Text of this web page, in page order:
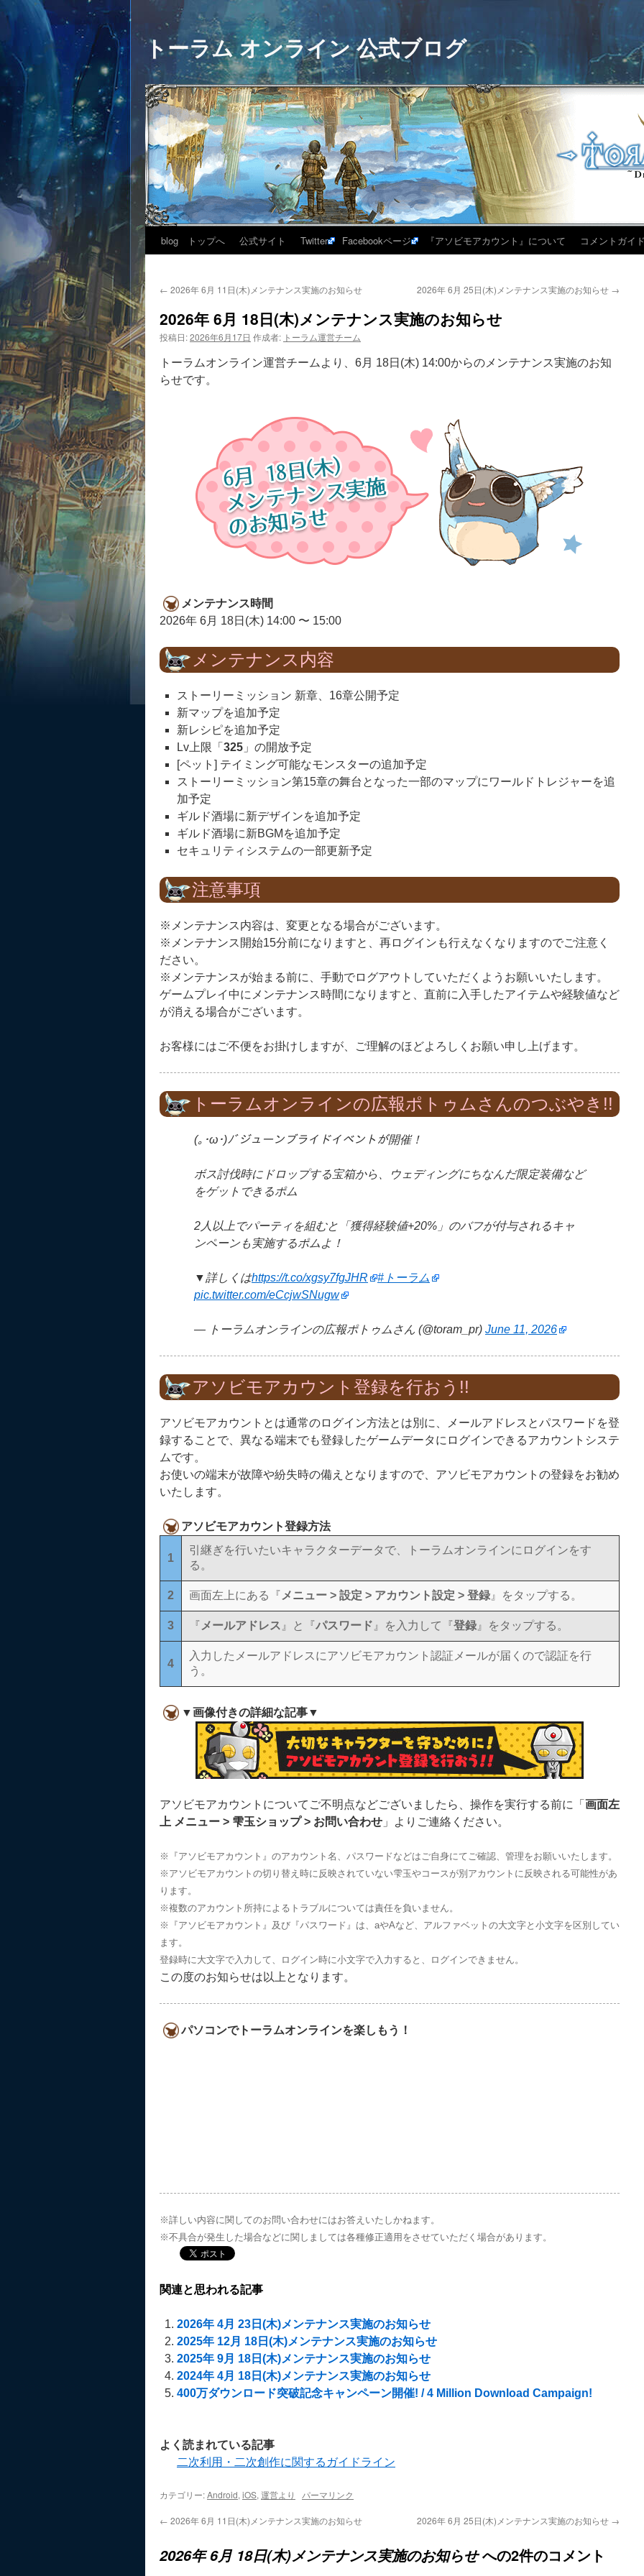
トーラム オンライン 公式ブログ
blog トップへ 公式サイト Twitter Facebookページ 『アソビモアカウント』について コメントガイ
← 2026年 6月 11日(木)メンテナンス実施のお知らせ 2026年 6月 25日(木)メンテナンス実施のお知らせ →
2026年 6月 18日(木)メンテナンス実施のお知らせ
投稿日:2026年6月17日 作成者: トーラム運営チーム
トーラムオンライン運営チームより、6月 18日(木) 14:00からのメンテナンス実施のお知
らせです。
メンテナンス時間
2026年 6月 18日(木) 14:00 〜 15:00
メンテナンス内容
ストーリーミッション 新章、16章公開予定
新マップを追加予定
新レシピを追加予定
Lv上限「 325 」の開放予定
[ペット] テイミング可能なモンスターの追加予定
ストーリーミッション第15章の舞台となった一部のマップにワールドトレジャーを追
加予定
ギルド酒場に新デザインを追加予定
ギルド酒場に新BGMを追加予定
セキュリティシステムの一部更新予定
注意事項
※メンテナンス内容は、変更となる場合がございます。
※メンテナンス開始15分前になりますと、再ログインも行えなくなりますのでご注意く
ださい。
※メンテナンスが始まる前に、手動でログアウトしていただくようお願いいたします。
ゲームプレイ中にメンテナンス時間になりますと、直前に入手したアイテムや経験値など
が消える場合がございます。
お客様にはご不便をお掛けしますが、ご理解のほどよろしくお願い申し上げます。
トーラムオンラインの広報ポトゥムさんのつぶやき!!
(｡･ω･)ﾉﾞジューンブライドイベントが開催！
ボス討伐時にドロップする宝箱から、ウェディングにちなんだ限定装備など
をゲットできるポム
2人以上でパーティを組むと「獲得経験値+20%」のバフが付与されるキャ
ンペーンも実施するポムよ！
▼詳しくはhttps://t.co/xgsy7fgJHR
#トーラム
pic.twitter.com/eCcjwSNugw
— トーラムオンラインの広報ポトゥムさん (@toram_pr) June 11, 2026
アソビモアカウント登録を行おう!!
アソビモアカウントとは通常のログイン方法とは別に、メールアドレスとパスワードを登
録することで、異なる端末でも登録したゲームデータにログインできるアカウントシステ
ムです。
お使いの端末が故障や紛失時の備えとなりますので、アソビモアカウントの登録をお勧め
いたします。
アソビモアカウント登録方法
1
引継ぎを行いたいキャラクターデータで、トーラムオンラインにログインをす
る。
2 画面左上にある『 メニュー > 設定 > アカウント設定 > 登録 』をタップする。
3 『 メールアドレス 』と『パスワード 』を入力して『登録 』をタップする。
4
入力したメールアドレスにアソビモアカウント認証メールが届くので認証を行
う。
▼画像付きの詳細な記事▼
アソビモアカウントについてご不明点などございましたら、操作を実行する前に「 画面左
上 メニュー > 雫玉ショップ > お問い合わせ 」よりご連絡ください。
※『アソビモアカウント』のアカウント名、パスワードなどはご自身にてご確認、管理をお願いいたします。
※アソビモアカウントの切り替え時に反映されていない雫玉やコースが別アカウントに反映される可能性があ
ります。
※複数のアカウント所持によるトラブルについては責任を負いません。
※『アソビモアカウント』及び『パスワード』は、aやAなど、アルファベットの大文字と小文字を区別してい
ます。
登録時に大文字で入力して、ログイン時に小文字で入力すると、ログインできません。
この度のお知らせは以上となります。
パソコンでトーラムオンラインを楽しもう！
※詳しい内容に関してのお問い合わせにはお答えいたしかねます。
※不具合が発生した場合などに関しましては各種修正適用をさせていただく場合があります。
関連と思われる記事
2026年 4月 23日(木)メンテナンス実施のお知らせ
2025年 12月 18日(木)メンテナンス実施のお知らせ
2025年 9月 18日(木)メンテナンス実施のお知らせ
2024年 4月 18日(木)メンテナンス実施のお知らせ
400万ダウンロード突破記念キャンペーン開催! / 4 Million Download Campaign!
よく読まれている記事
二次利用・二次創作に関するガイドライン
カテゴリー:Android, iOS, 運営より パーマリンク
← 2026年 6月 11日(木)メンテナンス実施のお知らせ 2026年 6月 25日(木)メンテナンス実施のお知らせ →
2026年 6月 18日(木)メンテナンス実施のお知らせへの2件のコメント